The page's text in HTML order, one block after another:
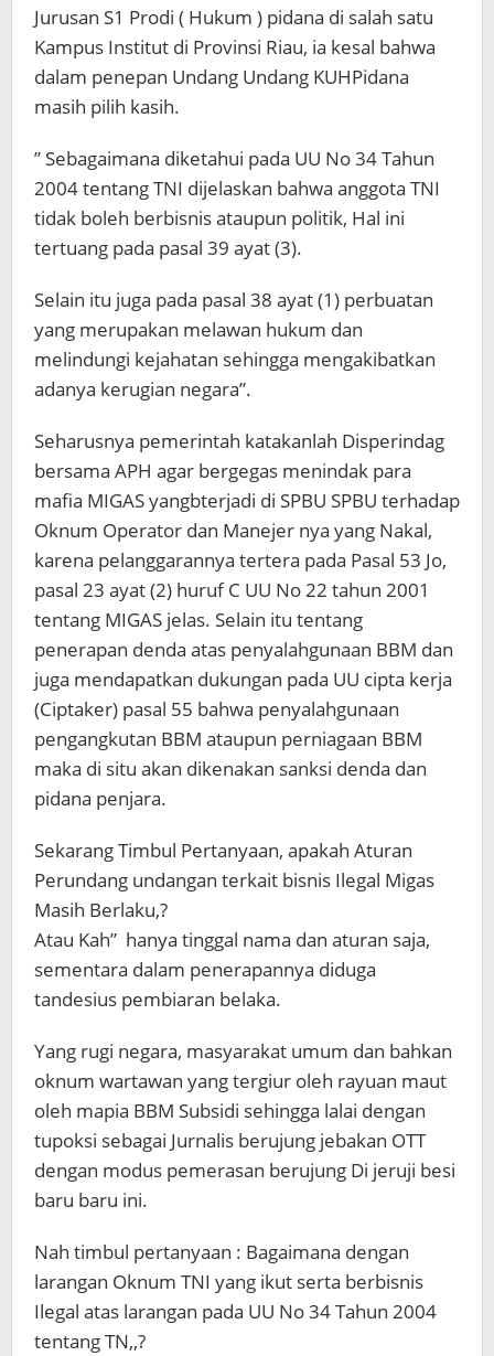
Jurusan S1 Prodi ( Hukum ) pidana di salah satu
Kampus Institut di Provinsi Riau, ia kesal bahwa
dalam penepan Undang Undang KUHPidana
masih pilih kasih.
” Sebagaimana diketahui pada UU No 34 Tahun
2004 tentang TNI dijelaskan bahwa anggota TNI
tidak boleh berbisnis ataupun politik, Hal ini
tertuang pada pasal 39 ayat (3).
Selain itu juga pada pasal 38 ayat (1) perbuatan
yang merupakan melawan hukum dan
melindungi kejahatan sehingga mengakibatkan
adanya kerugian negara”.
Seharusnya pemerintah katakanlah Disperindag
bersama APH agar bergegas menindak para
mafia MIGAS yangbterjadi di SPBU SPBU terhadap
Oknum Operator dan Manejer nya yang Nakal,
karena pelanggarannya tertera pada Pasal 53 Jo,
pasal 23 ayat (2) huruf C UU No 22 tahun 2001
tentang MIGAS jelas. Selain itu tentang
penerapan denda atas penyalahgunaan BBM dan
juga mendapatkan dukungan pada UU cipta kerja
(Ciptaker) pasal 55 bahwa penyalahgunaan
pengangkutan BBM ataupun perniagaan BBM
maka di situ akan dikenakan sanksi denda dan
pidana penjara.
Sekarang Timbul Pertanyaan, apakah Aturan
Perundang undangan terkait bisnis Ilegal Migas
Masih Berlaku,?
Atau Kah” hanya tinggal nama dan aturan saja,
sementara dalam penerapannya diduga
tandesius pembiaran belaka.
Yang rugi negara, masyarakat umum dan bahkan
oknum wartawan yang tergiur oleh rayuan maut
oleh mapia BBM Subsidi sehingga lalai dengan
tupoksi sebagai Jurnalis berujung jebakan OTT
dengan modus pemerasan berujung Di jeruji besi
baru baru ini.
Nah timbul pertanyaan : Bagaimana dengan
larangan Oknum TNI yang ikut serta berbisnis
Ilegal atas larangan pada UU No 34 Tahun 2004
tentang TN,,?